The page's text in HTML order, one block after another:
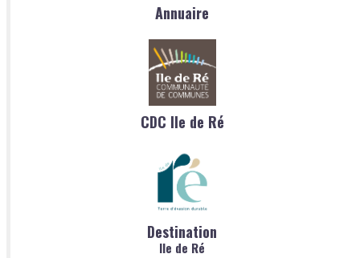
Annuaire
CDC Ile de Ré
Destination
Ile de Ré